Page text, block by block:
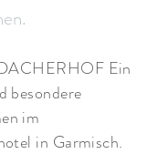
Ein
besondere
im
in Garmisch.